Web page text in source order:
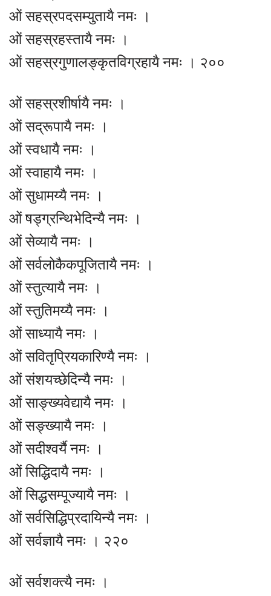
ओं सहस्रपदसम्युतायै नमः ।
ओं सहस्रहस्तायै नमः ।
ओं सहस्रगुणालङ्कृतविग्रहायै नमः । २००
ओं सहस्रशीर्षायै नमः ।
ओं सद्रूपायै नमः ।
ओं स्वधायै नमः ।
ओं स्वाहायै नमः ।
ओं सुधामय्यै नमः ।
ओं षड्ग्रन्थिभेदिन्यै नमः ।
ओं सेव्यायै नमः ।
ओं सर्वलोकैकपूजितायै नमः ।
ओं स्तुत्यायै नमः ।
ओं स्तुतिमय्यै नमः ।
ओं साध्यायै नमः ।
ओं सवितृप्रियकारिण्यै नमः ।
ओं संशयच्छेदिन्यै नमः ।
ओं साङ्ख्यवेद्यायै नमः ।
ओं सङ्ख्यायै नमः ।
ओं सदीश्वर्यै नमः ।
ओं सिद्धिदायै नमः ।
ओं सिद्धसम्पूज्यायै नमः ।
ओं सर्वसिद्धिप्रदायिन्यै नमः ।
ओं सर्वज्ञायै नमः । २२०
ओं सर्वशक्त्यै नमः ।